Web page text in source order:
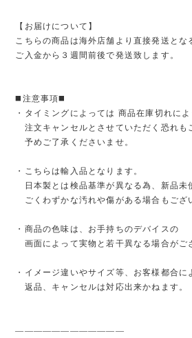
【お届けについて】
こちらの商品は海外店舗より直接発送とな
ご入金から３週間前後で発送致します。
◼️注意事項◼️
・タイミングによっては 商品在庫切れによ
注文キャンセルとさせていただく恐れも
予めご了承くださいませ。
・こちらは輸入品となります。
日本製とは検品基準が異なる為、新品未
ごくわずかな汚れや傷がある場合もござ
・商品の色味は、お手持ちのデバイスの
画面によって実物と若干異なる場合がご
・イメージ違いやサイズ等、お客様都合に
返品、キャンセルは対応出来かねます。
————————————